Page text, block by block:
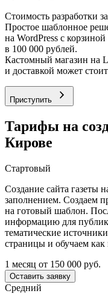
Стоимость разработки
Простое шаблонное
на WordPress с
в 100 000 рублей.
Кастомный магазин на
и доставкой может
Приступить
Тарифы на
Кирове
Стартовый
Создание сайта газеты
заполнением. Создаем
на готовый шаблон.
информацию для
тематические
страницы и обучаем как
1 месяц от 150 000 руб.
Оставить заявку
Средний